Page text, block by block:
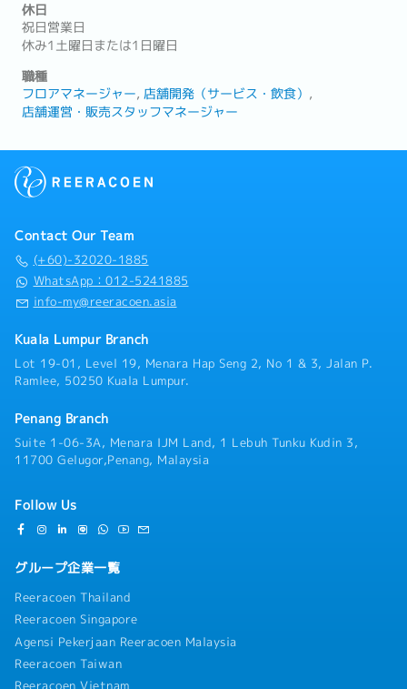
休日
祝日営業日
休み1土曜日または1日曜日
職種
フロアマネージャー 店舗開発（サービス・飲食）
店舗運営・販売スタッフマネージャー
Contact Our Team
(+60)-32020-1885
WhatsApp：012-5241885
info-my@reeracoen.asia
Kuala Lumpur Branch
Lot 19-01, Level 19, Menara Hap Seng 2, No 1 & 3, Jalan P.
Ramlee, 50250 Kuala Lumpur.
Penang Branch
Suite 1-06-3A, Menara IJM Land, 1 Lebuh Tunku Kudin 3,
11700 Gelugor,Penang, Malaysia
Follow Us
グループ企業一覧
Reeracoen Thailand
Reeracoen Singapore
Agensi Pekerjaan Reeracoen Malaysia
Reeracoen Taiwan
Reeracoen Vietnam